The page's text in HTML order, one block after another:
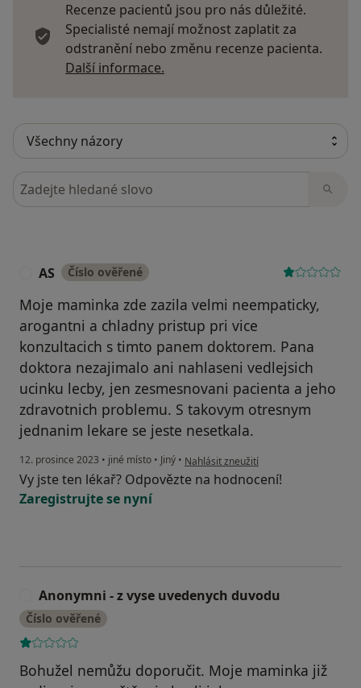
Recenze pacientů jsou pro nás důležité.
Specialisté nemají možnost zaplatit za
odstranění nebo změnu recenze pacienta.
Další informace.
Hledejte v názorech
AS Číslo ověřené
Moje maminka zde zazila velmi neempaticky,
arogantni a chladny pristup pri vice
konzultacich s timto panem doktorem. Pana
doktora nezajimalo ani nahlaseni vedlejsich
ucinku lecby, jen zesmesnovani pacienta a jeho
zdravotnich problemu. S takovym otresnym
jednanim lekare se jeste nesetkala.
12. prosince 2023 • jiné místo • Jiný • podle názoru uživatele AS
Nahlásit zneužití
Vy jste ten lékař? Odpovězte na hodnocení!
Zaregistrujte se nyní
Anonymni - z vyse uvedenych duvodu
Číslo ověřené
Bohužel nemůžu doporučit. Moje maminka již